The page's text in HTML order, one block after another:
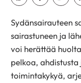
Sydänsairauteen
sairastuneen ja
voi herättää
pelkoa,
toimintakykyä,